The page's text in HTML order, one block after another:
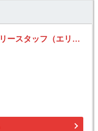
佐川急便 城南営業所 デリバリースタッフ（エリア集配）の求人！未経験歓迎！先輩たちがサポートします♪